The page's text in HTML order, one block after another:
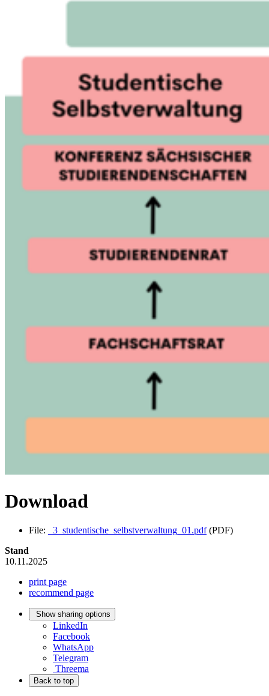
Download
File: _3_studentische_selbstverwaltung_01.pdf(PDF)
Stand
10.11.2025
print page
recommend page
Show sharing options
LinkedIn
Facebook
WhatsApp
Telegram
Threema
Back to top